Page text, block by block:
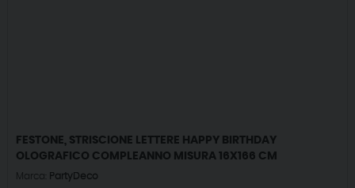
FESTONE, STRISCIONE LETTERE HAPPY BIRTHDAY
OLOGRAFICO COMPLEANNO MISURA 16X166 CM
Marca: PartyDeco